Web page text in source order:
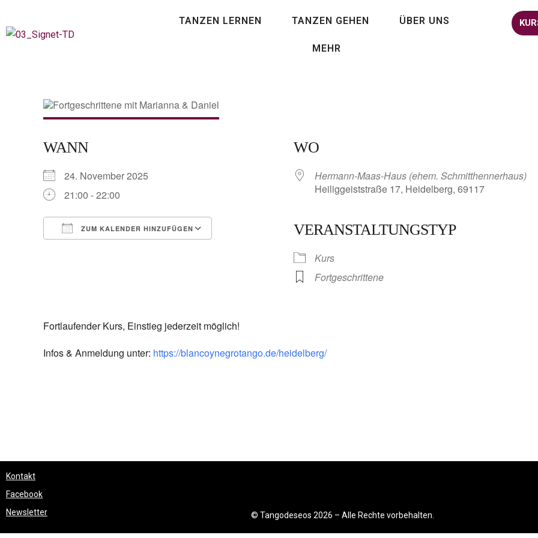
TANZEN LERNEN TANZEN GEHEN ÜBER UNS
MEHR
WANN
24. November 2025
21:00 - 22:00
ZUM KALENDER HINZUFÜGEN
Google Kalender
WO
Hermann-Maas-Haus (ehem. Schmitthennerhaus)
Heiliggeiststraße 17, Heidelberg, 69117
VERANSTALTUNGSTYP
Kurs
Fortgeschrittene
Fortlaufender Kurs, Einstieg jederzeit möglich!
Infos & Anmeldung unter: https://blancoynegrotango.de/heidelberg/
Kontakt
Facebook
Newsletter
© Tangodeseos 2026 – Alle Rechte vorbehalten.